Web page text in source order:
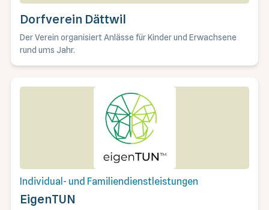
Dorfverein Dättwil
Der Verein organisiert Anlässe für Kinder und Erwachsene
rund ums Jahr.
EigenTUN
Individual- und Familiendienstleistungen